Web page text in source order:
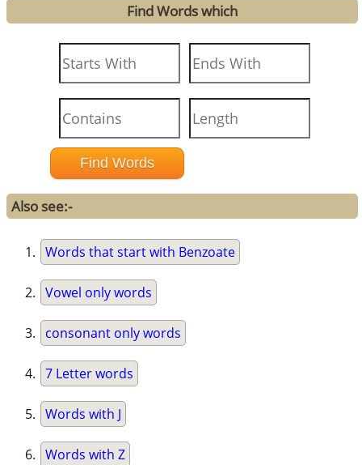
Find Words which
Also see:-
Words that start with Benzoate
Vowel only words
consonant only words
7 Letter words
Words with J
Words with Z